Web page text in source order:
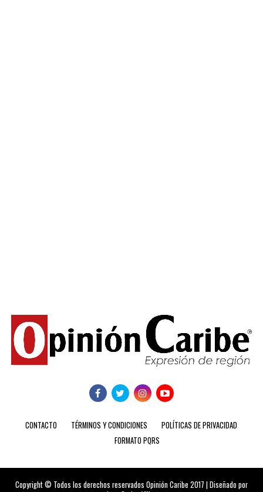
CONTACTO TÉRMINOS Y CONDICIONES
POLÍTICAS DE PRIVACIDAD
FORMATO PQRS
Copyright © Todos los derechos reservados Opinión Caribe 2017 | Diseñado por